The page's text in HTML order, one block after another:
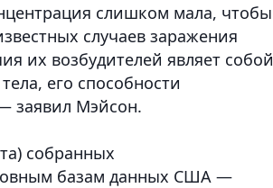
слишком мала, чтобы
случаев заражения
их возбудителей являет собой
его способности
заявил Мэйсон.
собранных
базам данных США —